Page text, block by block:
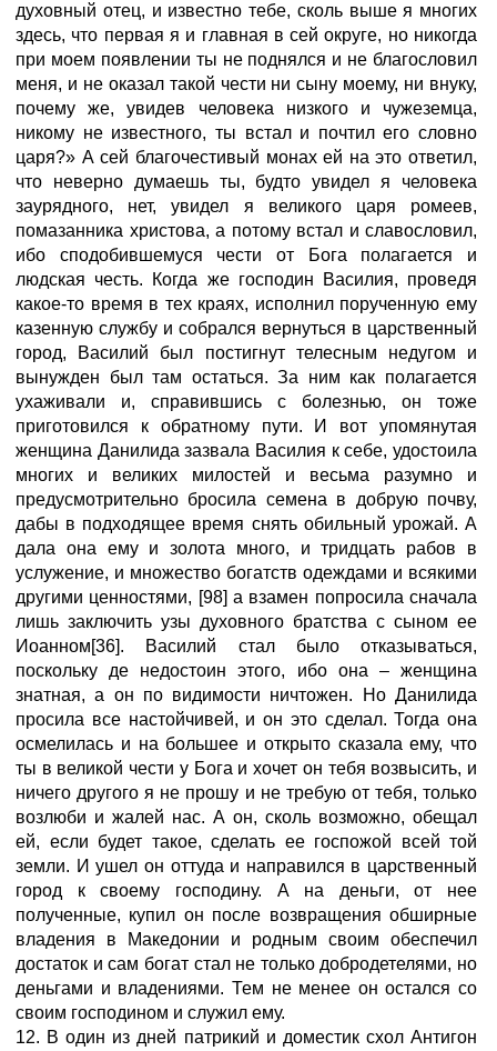
духовный отец, и известно тебе, сколь выше я многих
здесь, что первая я и главная в сей округе, но никогда
при моем появлении ты не поднялся и не благословил
меня, и не оказал такой чести ни сыну моему, ни внуку,
почему же, увидев человека низкого и чужеземца,
никому не известного, ты встал и почтил его словно
царя?» А сей благочестивый монах ей на это ответил,
что неверно думаешь ты, будто увидел я человека
заурядного, нет, увидел я великого царя ромеев,
помазанника христова, а потому встал и славословил,
ибо сподобившемуся чести от Бога полагается и
людская честь. Когда же господин Василия, проведя
какое-то время в тех краях, исполнил порученную ему
казенную службу и собрался вернуться в царственный
город, Василий был постигнут телесным недугом и
вынужден был там остаться. За ним как полагается
ухаживали и, справившись с болезнью, он тоже
приготовился к обратному пути. И вот упомянутая
женщина Данилида зазвала Василия к себе, удостоила
многих и великих милостей и весьма разумно и
предусмотрительно бросила семена в добрую почву,
дабы в подходящее время снять обильный урожай. А
дала она ему и золота много, и тридцать рабов в
услужение, и множество богатств одеждами и всякими
другими ценностями, [98] а взамен попросила сначала
лишь заключить узы духовного братства с сыном ее
Иоанном[36]. Василий стал было отказываться,
поскольку де недостоин этого, ибо она – женщина
знатная, а он по видимости ничтожен. Но Данилида
просила все настойчивей, и он это сделал. Тогда она
осмелилась и на большее и открыто сказала ему, что
ты в великой чести у Бога и хочет он тебя возвысить, и
ничего другого я не прошу и не требую от тебя, только
возлюби и жалей нас. А он, сколь возможно, обещал
ей, если будет такое, сделать ее госпожой всей той
земли. И ушел он оттуда и направился в царственный
город к своему господину. А на деньги, от нее
полученные, купил он после возвращения обширные
владения в Македонии и родным своим обеспечил
достаток и сам богат стал не только добродетелями, но
деньгами и владениями. Тем не менее он остался со
своим господином и служил ему.
12. В один из дней патрикий и доместик схол Антигон